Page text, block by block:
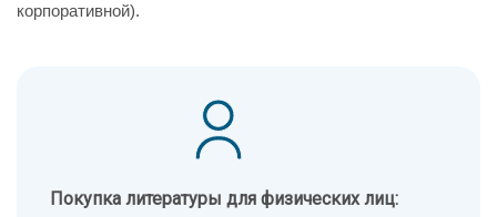
корпоративной).
Покупка литературы для физических лиц: